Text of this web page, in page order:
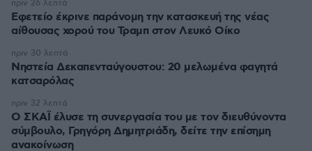
Εφετείο έκρινε παράνομη την κατασκευή της νέας
αίθουσας χορού του Τραμπ στον Λευκό Οίκο
πριν 26 λεπτά
Νηστεία Δεκαπενταύγουστου: 20 μελωμένα φαγητά
κατσαρόλας
πριν 30 λεπτά
Ο ΣΚΑΪ έλυσε τη συνεργασία του με τον διευθύνοντα
σύμβουλο, Γρηγόρη Δημητριάδη, δείτε την επίσημη
ανακοίνωση
πριν 32 λεπτά